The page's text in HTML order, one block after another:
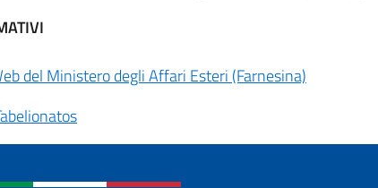
del Ministero degli Affari Esteri (Farnesina)